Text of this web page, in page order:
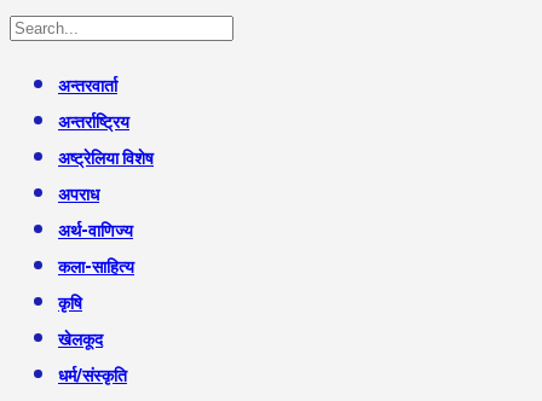
अन्तरवार्ता
अन्तर्राष्ट्रिय
अष्ट्रेलिया विशेष
अपराध
अर्थ-वाणिज्य
कला-साहित्य
कृषि
खेलकूद
धर्म/संस्कृति